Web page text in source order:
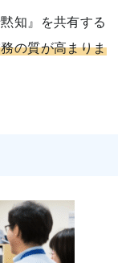
知』を共有する
の質が高まりま